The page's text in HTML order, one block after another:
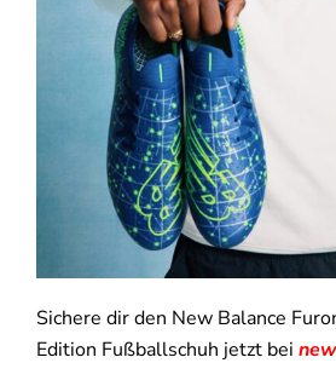
Sichere dir den New Balance
Edition Fußballschuh jetzt bei